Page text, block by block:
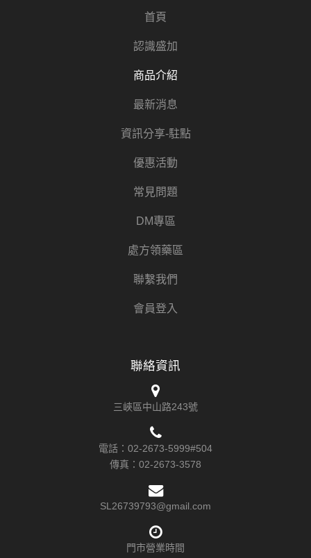
首頁
認識盛加
商品介紹
最新消息
資訊分享-駐點
優惠活動
常見問題
DM專區
處方領藥區
聯繫我們
會員登入
聯絡資訊
三峽區中山路243號
電話： 02-2673-5999#504
傳真： 02-2673-3578
SL26739793@gmail.com
門市營業時間